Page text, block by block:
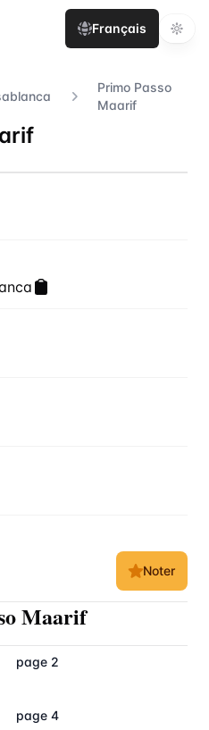
Français
Primo Passo
Maarif
Maarif
Noter
Maarif
page 2
page 4